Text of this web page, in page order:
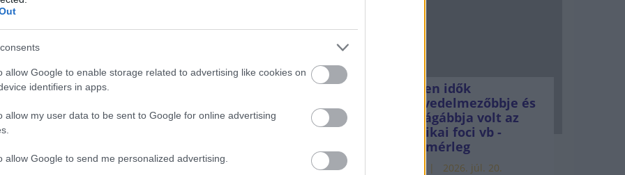
allow Google to enable storage related to advertising like cookies on
identifiers in apps.
allow my user data to be sent to Google for online advertising
allow Google to send me personalized advertising.
április közepén kérték az Európai Bizottságtól, hogy
vámmentesen beáramló, a helyi gazdáknak
gabona ügyében. Magyarország, Lengyelország,
ezt megelőzően egyoldalúan importtilalmat vezetett
termékekre.
A TÉMÁBAN
Minden idők
legjövedelmezőbbje és
legdrágábbja volt az
amerikai foci vb -
gyorsmérleg
2026. júl. 20.